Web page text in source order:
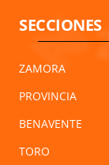
SECCIONES
ZAMORA
PROVINCIA
BENAVENTE
TORO